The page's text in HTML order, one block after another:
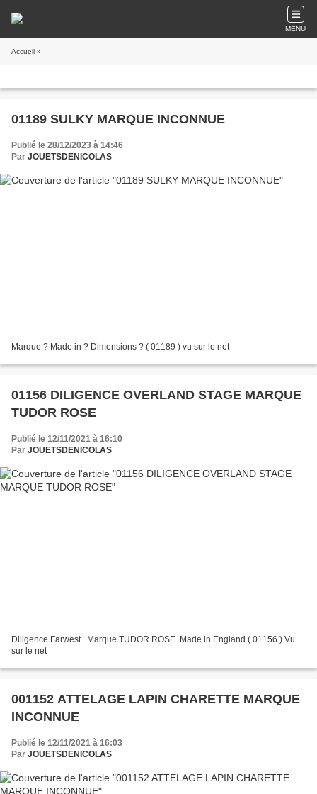
MENU
Accueil »
01189 SULKY MARQUE INCONNUE
Publié le 28/12/2023 à 14:46
Par JOUETSDENICOLAS
Marque ? Made in ? Dimensions ? ( 01189 ) vu sur le net
01156 DILIGENCE OVERLAND STAGE MARQUE
TUDOR ROSE
Publié le 12/11/2021 à 16:10
Par JOUETSDENICOLAS
Diligence Farwest . Marque TUDOR ROSE. Made in England ( 01156 ) Vu
sur le net
001152 ATTELAGE LAPIN CHARETTE MARQUE
INCONNUE
Publié le 12/11/2021 à 16:03
Par JOUETSDENICOLAS